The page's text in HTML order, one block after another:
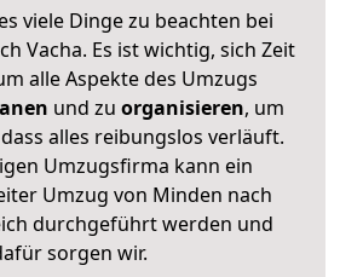
viele Dinge zu beachten bei
Vacha. Es ist wichtig, sich Zeit
alle Aspekte des Umzugs
und zu organisieren, um
alles reibungslos verläuft.
Umzugsfirma kann ein
Umzug von Minden nach
durchgeführt werden und
sorgen wir.